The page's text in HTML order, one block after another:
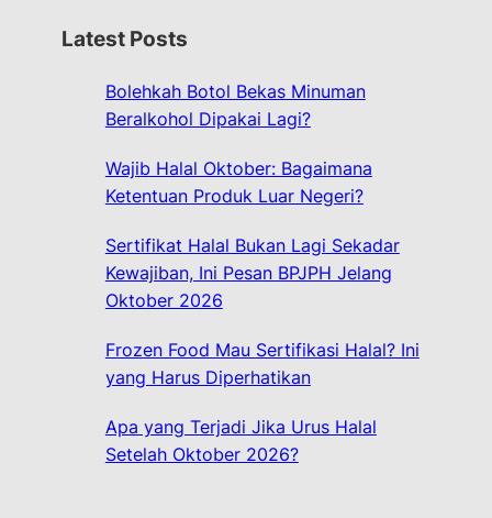
c
Latest Posts
Bolehkah Botol Bekas Minuman
Beralkohol Dipakai Lagi?
Wajib Halal Oktober: Bagaimana
Ketentuan Produk Luar Negeri?
Sertifikat Halal Bukan Lagi Sekadar
Kewajiban, Ini Pesan BPJPH Jelang
Oktober 2026
Frozen Food Mau Sertifikasi Halal? Ini
yang Harus Diperhatikan
Apa yang Terjadi Jika Urus Halal
Setelah Oktober 2026?